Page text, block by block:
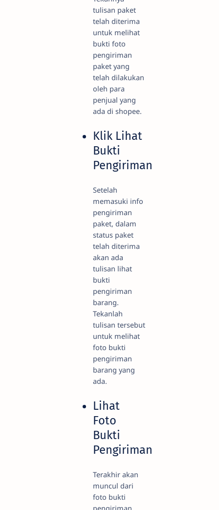
tulisan paket
telah diterima
untuk melihat
bukti foto
pengiriman
paket yang
telah dilakukan
oleh para
penjual yang
ada di shopee.
Klik Lihat
Bukti
Pengiriman
Setelah
memasuki info
pengiriman
paket, dalam
status paket
telah diterima
akan ada
tulisan lihat
bukti
pengiriman
barang.
Tekanlah
tulisan tersebut
untuk melihat
foto bukti
pengiriman
barang yang
ada.
Lihat
Foto
Bukti
Pengiriman
Terakhir akan
muncul dari
foto bukti
pengiriman